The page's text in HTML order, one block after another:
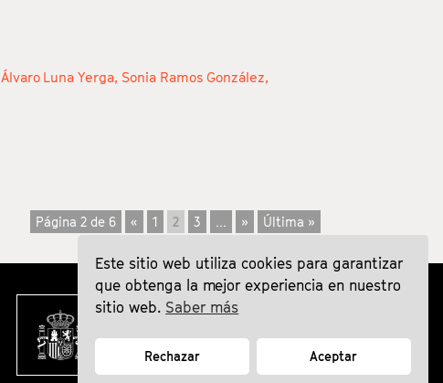
Álvaro Luna Yerga, Sonia Ramos González,
Página 2 de 6 « 1 2 3 » Última »
Este sitio web utiliza cookies para garantizar
que obtenga la mejor experiencia en nuestro
sitio web. Saber más
Rechazar Aceptar